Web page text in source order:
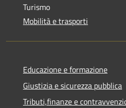
Turismo
Mobilità e trasporti
Educazione e formazione
Giustizia e sicurezza pubblica
Tributi,finanze e